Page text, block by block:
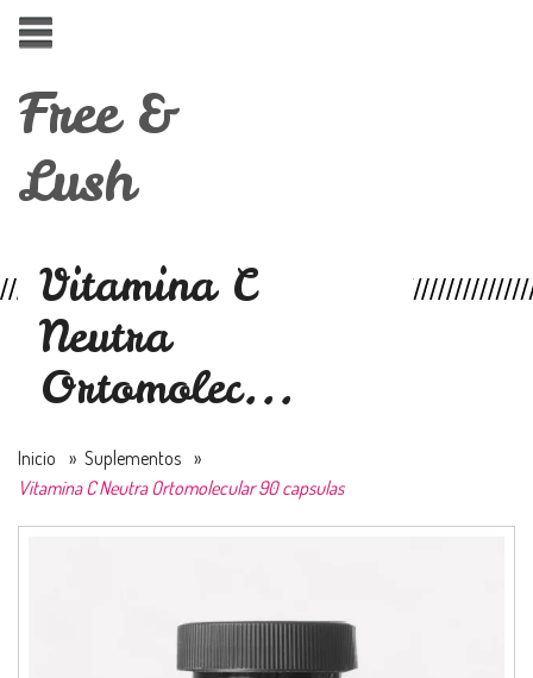
Free &
Lush
Vitamina C
Neutra
Ortomolec...
Inicio » Suplementos »
Vitamina C Neutra Ortomolecular 90 capsulas